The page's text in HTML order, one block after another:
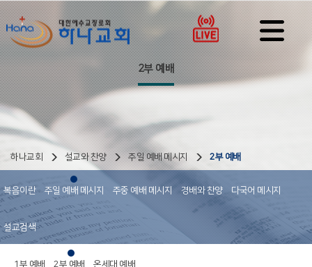
2부 예배
하나교회 설교와 찬양 주일 예배 메시지 2부 예배
복음이란 주일 예배 메시지 주중 예배 메시지 경배와 찬양 다국어 메시지
설교검색
1부 예배 2부 예배 온세대 예배